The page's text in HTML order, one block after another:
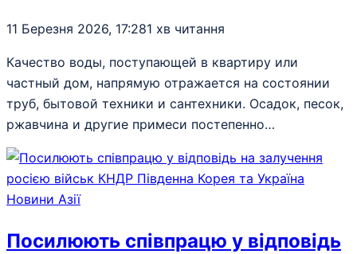
11 Березня 2026, 17:281 хв читання
Качество воды, поступающей в квартиру или
частный дом, напрямую отражается на состоянии
труб, бытовой техники и сантехники. Осадок, песок,
ржавчина и другие примеси постепенно…
Новини Азії
Посилюють співпрацю у відповідь